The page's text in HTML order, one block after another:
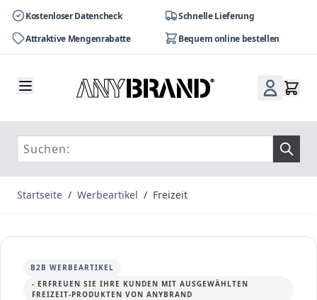
Kostenloser Datencheck
Schnelle Lieferung
Attraktive Mengenrabatte
Bequem online bestellen
Startseite / Werbeartikel / Freizeit
B2B WERBEARTIKEL
- ERFREUEN SIE IHRE KUNDEN MIT AUSGEWÄHLTEN
FREIZEIT-PRODUKTEN VON ANYBRAND